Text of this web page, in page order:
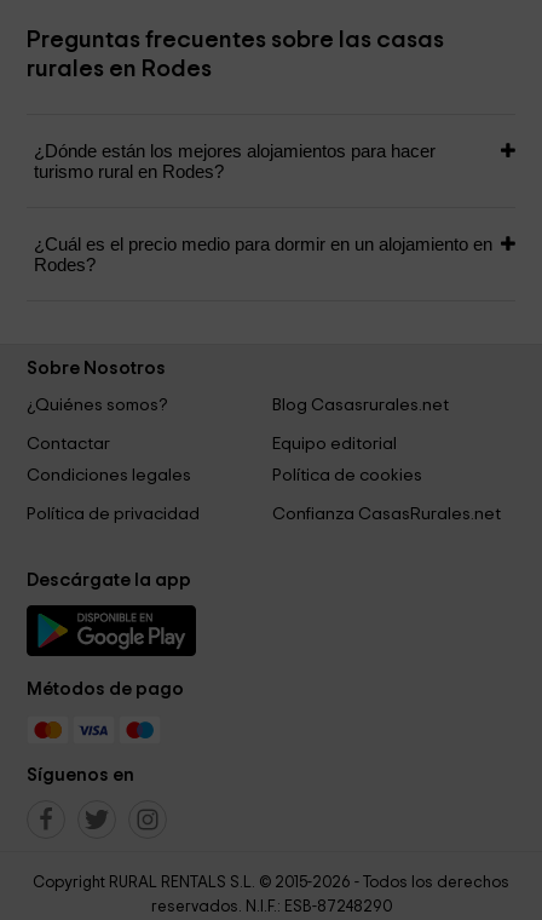
Preguntas frecuentes sobre las casas
rurales en Rodes
¿Dónde están los mejores alojamientos para hacer
turismo rural en Rodes?
¿Cuál es el precio medio para dormir en un alojamiento en
Rodes?
Sobre Nosotros
¿Quiénes somos?
Blog Casasrurales.net
Contactar
Equipo editorial
Condiciones legales
Política de cookies
Política de privacidad Confianza CasasRurales.net
Descárgate la app
Métodos de pago
Síguenos en
Copyright RURAL RENTALS S.L. © 2015-2026 - Todos los derechos
reservados. N.I.F.: ESB-87248290